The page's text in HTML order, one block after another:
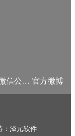
微信公众号 官方微博
：泽元软件